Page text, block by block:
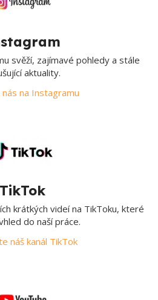
svěží, zajímavé pohledy a stále
aktuality.
na Instagramu
TikTok
krátkých videí na TikToku, které
do naší práce.
náš kanál TikTok